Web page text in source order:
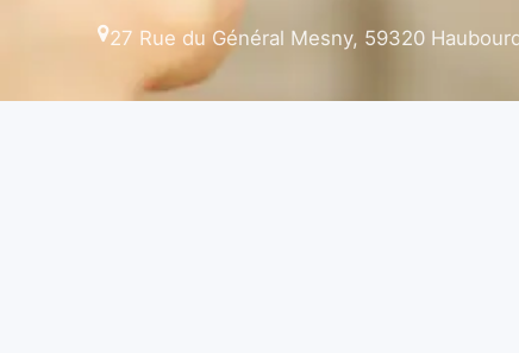
27 Rue du Général Mesny, 59320